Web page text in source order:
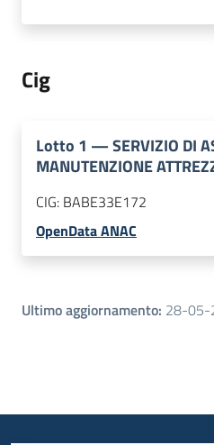
Cig
Lotto 1 —SERVIZIO DI
MANUTENZIONE
CIG: BABE33E172
OpenData ANAC
Ultimo aggiornamento: 28-05-